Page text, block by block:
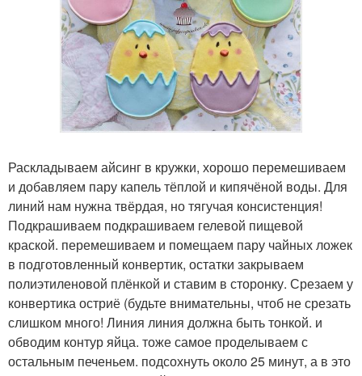
Раскладываем айсинг в кружки, хорошо перемешиваем
и добавляем пару капель тёплой и кипячёной воды. Для
линий нам нужна твёрдая, но тягучая консистенция!
Подкрашиваем подкрашиваем гелевой пищевой
краской. перемешиваем и помещаем пару чайных ложек
в подготовленный конвертик, остатки закрываем
полиэтиленовой плёнкой и ставим в сторонку. Срезаем у
конвертика остриё (будьте внимательны, чтоб не срезать
слишком много! Линия линия должна быть тонкой. и
обводим контур яйца. тоже самое проделываем с
остальным печеньем. подсохнуть около 25 минут, а в это